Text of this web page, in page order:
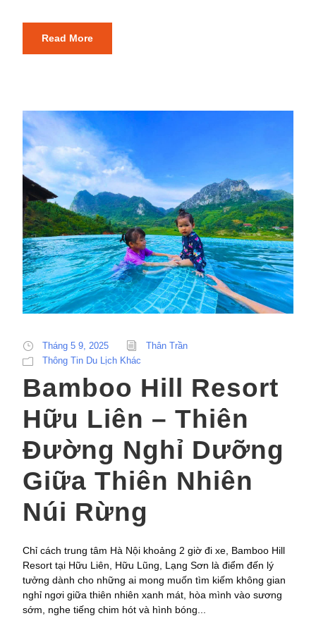
Read More
Tháng 5 9, 2025
Thân Trần
Thông Tin Du Lịch Khác
Bamboo Hill Resort
Hữu Liên – Thiên
Đường Nghỉ Dưỡng
Giữa Thiên Nhiên
Núi Rừng
Chỉ cách trung tâm Hà Nội khoảng 2 giờ đi xe, Bamboo Hill
Resort tại Hữu Liên, Hữu Lũng, Lạng Sơn là điểm đến lý
tưởng dành cho những ai mong muốn tìm kiếm không gian
nghỉ ngơi giữa thiên nhiên xanh mát, hòa mình vào sương
sớm, nghe tiếng chim hót và hình bóng...